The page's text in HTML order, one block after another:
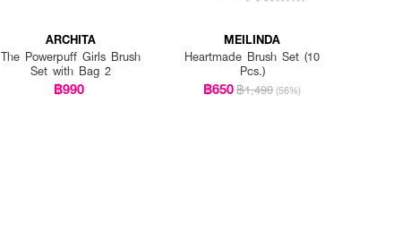
ARCHITA
The Powerpuff Girls Brush
Set with Bag 2
฿990
MEILINDA
Heartmade Brush Set (10
Pcs.)
฿650฿1,490 (56%)